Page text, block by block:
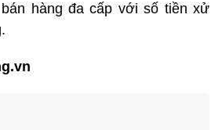
hàng đa cấp với số tiền xử